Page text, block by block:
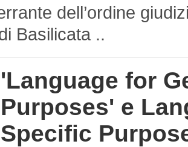
dell’ordine
Basilicata ..
'Language for
Purposes' e
Specific